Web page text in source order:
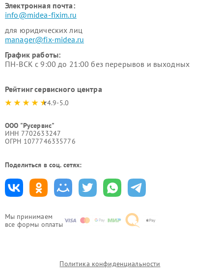
Мы принимаем
все формы оплаты
Электронная почта:
info@midea-fixim.ru
для юридических лиц
manager@fix-midea.ru
График работы:
ПН-ВСК с 9:00 до 21:00 без перерывов и выходных
Рейтинг сервисного центра
4.9-5.0
ООО "Русервис"
ИНН 7702633247
ОГРН 1077746335776
Поделиться в соц. сетях:
Политика конфиденциальности